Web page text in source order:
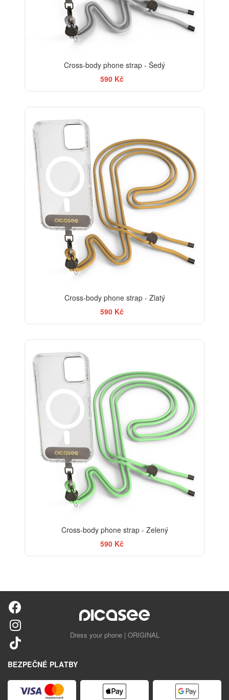
Cross-body phone strap - Šedý
590 Kč
Cross-body phone strap - Zlatý
590 Kč
Cross-body phone strap - Zelený
590 Kč
Dress your phone | ORIGINAL
BEZPEČNÉ PLATBY